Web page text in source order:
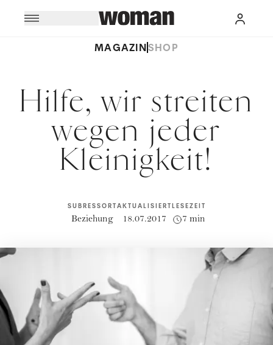
MAGAZINSHOP
Hilfe, wir streiten
wegen jeder
Kleinigkeit!
SUBRESSORT
Beziehung
AKTUALISIERT
18.07.2017
LESEZEIT
7 min